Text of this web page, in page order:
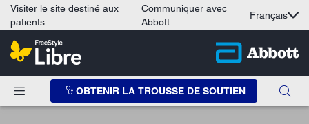
Visiter le site destiné aux
patients
Communiquer avec
Abbott
Français
OBTENIR LA TROUSSE DE SOUTIEN